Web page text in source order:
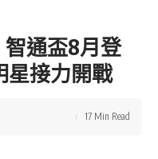
通盃8月登
接力開戰
17 Min Read